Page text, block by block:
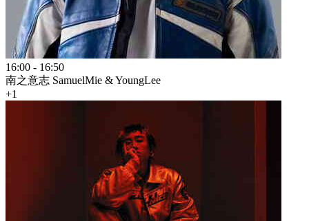
16:00 - 16:50
南之意志 SamuelMie & YoungLee
+1